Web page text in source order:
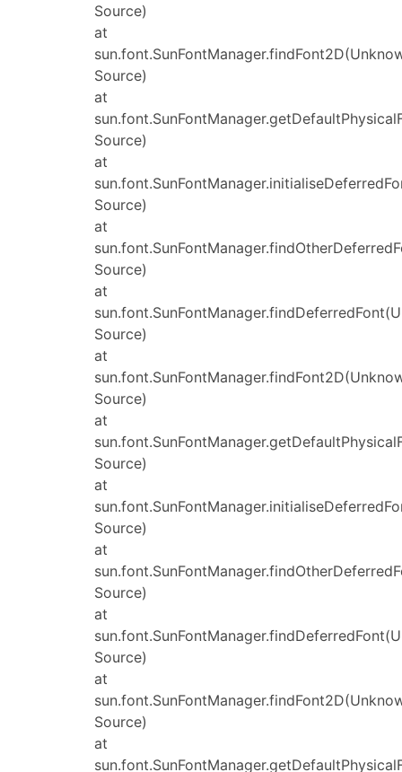
Source)
at
Source)
at
Source)
at
Source)
at
Source)
at
Source)
at
Source)
at
Source)
at
Source)
at
Source)
at
Source)
at
Source)
at